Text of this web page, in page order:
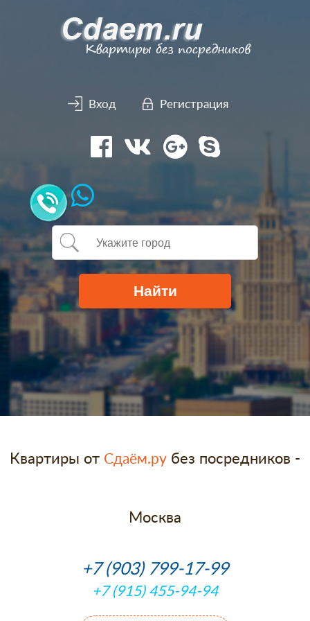
Вход Регистрация
Квартиры от Сдаём.ру без посредников -
Москва
+7 (903) 799-17-99
+7 (915) 455-94-94